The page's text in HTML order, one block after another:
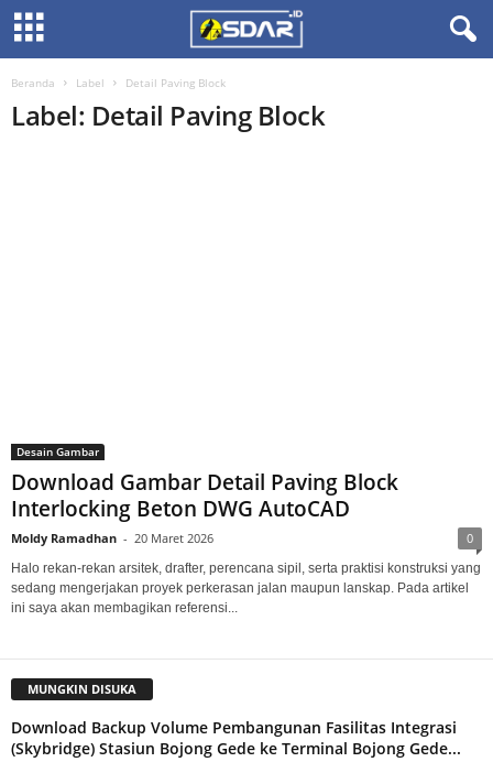
Beranda Label Detail Paving Block
Label: Detail Paving Block
Desain Gambar
Download Gambar Detail Paving Block
Interlocking Beton DWG AutoCAD
Moldy Ramadhan - 20 Maret 2026 0
Halo rekan-rekan arsitek, drafter, perencana sipil, serta praktisi konstruksi yang
sedang mengerjakan proyek perkerasan jalan maupun lanskap. Pada artikel
ini saya akan membagikan referensi...
MUNGKIN DISUKA
Download Backup Volume Pembangunan Fasilitas Integrasi
(Skybridge) Stasiun Bojong Gede ke Terminal Bojong Gede...